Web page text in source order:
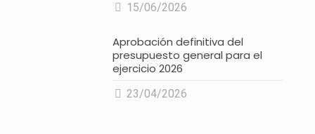
15/06/2026
Aprobación definitiva del
presupuesto general para el
ejercicio 2026
23/04/2026